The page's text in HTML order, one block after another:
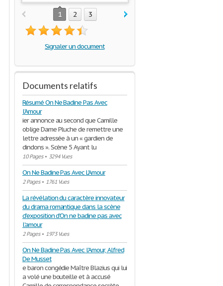
1 2 3
Signaler un document
Documents relatifs
Résumé On Ne Badine Pas Avec
l'Amour
ier annonce au second que Camille
oblige Dame Pluche de remettre une
lettre adressée à un « gardien de
dindons ». Scène 5 Ayant lu
10 Pages• 3294 Vues
On Ne Badine Pas Avec L'Amour
2 Pages• 1761 Vues
La révélation du caractère innovateur
du drama romantique dans la scène
d'exposition d'On ne badine pas avec
l'amour
2 Pages• 1973 Vues
On Ne Badine Pas Avec l'Amour, Alfred
De Musset
e baron congédie Maître Blazius qui lui
a volé une bouteille et à accusé